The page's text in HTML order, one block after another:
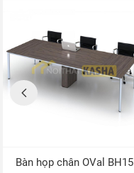
Bàn họp chân OVal BH15